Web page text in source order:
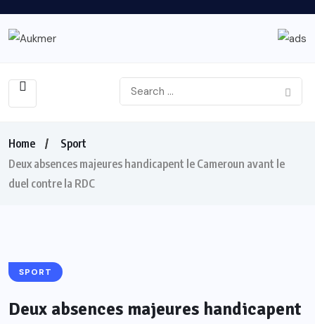
Home
Sport
Deux absences majeures handicapent le Cameroun avant le
duel contre la RDC
SPORT
Deux absences majeures handicapent